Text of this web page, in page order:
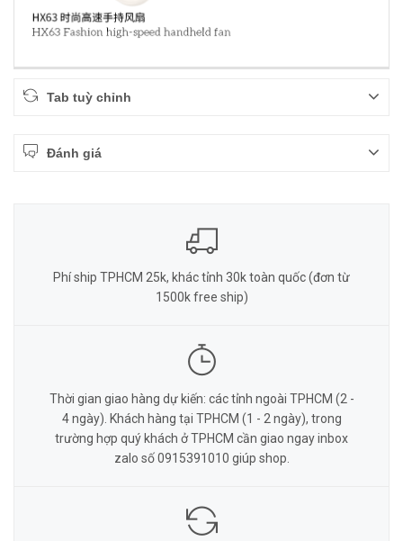
Tab tuỳ chỉnh
Đánh giá
Phí ship TPHCM 25k, khác tỉnh 30k toàn quốc (đơn từ
1500k free ship)
Thời gian giao hàng dự kiến: các tỉnh ngoài TPHCM (2 -
4 ngày). Khách hàng tại TPHCM (1 - 2 ngày), trong
trường hợp quý khách ở TPHCM cần giao ngay inbox
zalo số 0915391010 giúp shop.